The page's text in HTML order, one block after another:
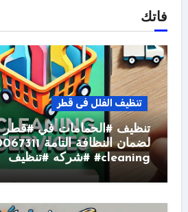
فاتك
تنظيف الفلل فى قطر
تنظيف #الحمامات في #قطر
#cleaning #شركه #تنظيف